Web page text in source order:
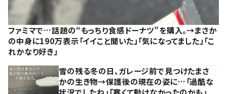
ファミマで…話題の“もっちり食感ドーナツ”を購入。→まさか
の中身に190万表示「イイこと聞いた」「気になってました」「こ
れかなり好き」
雪の残る冬の日、ガレージ前で見つけたまさ
かの生き物→保護後の現在の姿に…「過酷な